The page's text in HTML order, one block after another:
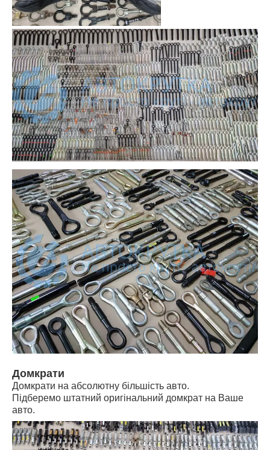
Домкрати
Домкрати на абсолютну більшість авто.
Підберемо штатний оригінальний домкрат на Ваше
авто.